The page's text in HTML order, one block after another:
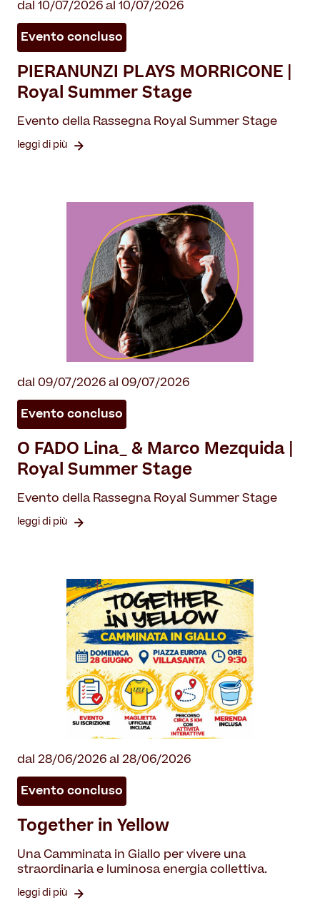
dal 10/07/2026 al 10/07/2026
Evento concluso
PIERANUNZI PLAYS MORRICONE |
Royal Summer Stage
Evento della Rassegna Royal Summer Stage
leggi di più
dal 09/07/2026 al 09/07/2026
Evento concluso
O FADO Lina_ & Marco Mezquida |
Royal Summer Stage
Evento della Rassegna Royal Summer Stage
leggi di più
dal 28/06/2026 al 28/06/2026
Evento concluso
Together in Yellow
Una Camminata in Giallo per vivere una
straordinaria e luminosa energia collettiva.
leggi di più